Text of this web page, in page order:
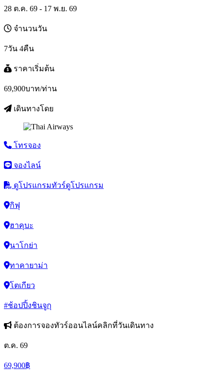
28 ต.ค. 69 - 17 พ.ย. 69
จำนวนวัน
7วัน 4คืน
ราคาเริ่มต้น
69,900บาท/ท่าน
เดินทางโดย
โทรจอง
จองไลน์
ดูโปรแกรมทัวร์ดูโปรแกรม
กิฟุ
ฮาคุบะ
นาโกย่า
ทาคายาม่า
โตเกียว
#ช้อปปิ้งชินจูกุ
ต้องการจองทัวร์ออนไลน์คลิกที่วันเดินทาง
ต.ค. 69
69,900฿